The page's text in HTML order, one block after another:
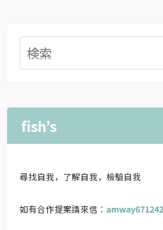
fish’s
尋找自我，了解自我，檢驗自我
如有合作提案請來信：